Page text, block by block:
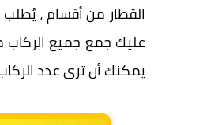
القطار من أقسام ،
عليك جمع جميع
يمكنك أن ترى عدد